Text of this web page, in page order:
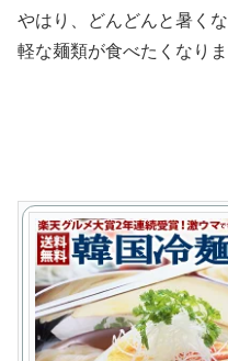
やはり、どんどんと暑く
軽な麺類が食べたくなりま